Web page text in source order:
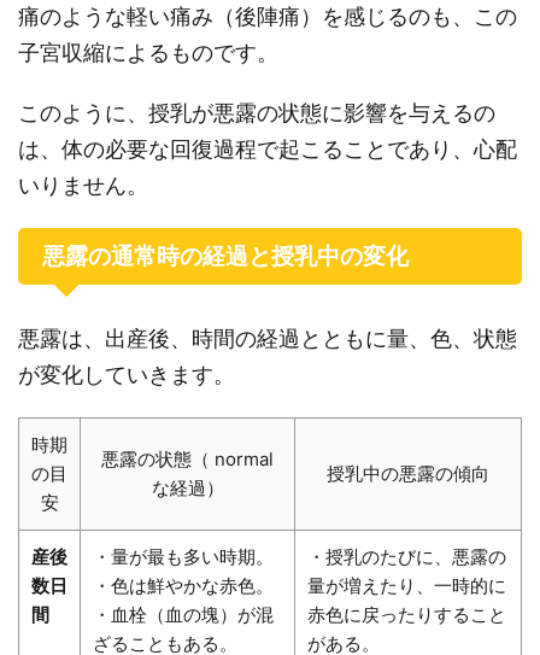
痛のような軽い痛み（後陣痛）を感じるのも、この
子宮収縮によるものです。
このように、授乳が悪露の状態に影響を与えるの
は、体の必要な回復過程で起こることであり、心配
いりません。
悪露の通常時の経過と授乳中の変化
悪露は、出産後、時間の経過とともに量、色、状態
が変化していきます。
時期
の目
安
悪露の状態（ normal
な経過）
授乳中の悪露の傾向
産後
数日
間
・量が最も多い時期。
・色は鮮やかな赤色。
・血栓（血の塊）が混
ざることもある。
・授乳のたびに、悪露の
量が増えたり、一時的に
赤色に戻ったりすること
がある。